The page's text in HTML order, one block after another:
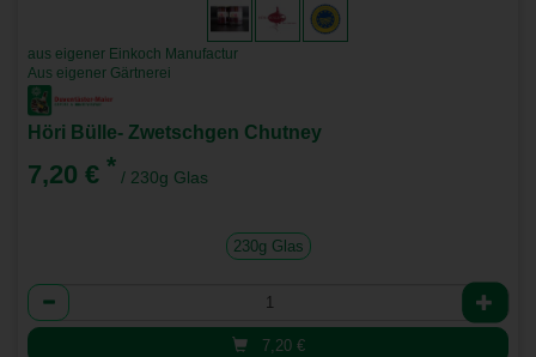
aus eigener Einkoch Manufactur
Aus eigener Gärtnerei
Höri Bülle- Zwetschgen Chutney
7,20 € * / 230g Glas
230g Glas
Anzahl
7,20 €